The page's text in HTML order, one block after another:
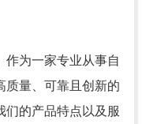
作为一家专业从事自
质量、可靠且创新的
们的产品特点以及服